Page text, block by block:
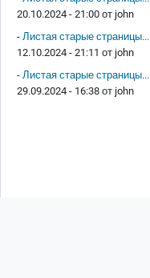
20.10.2024 - 21:00 от john
- Листая старые страницы...
12.10.2024 - 21:11 от john
- Листая старые страницы...
29.09.2024 - 16:38 от john